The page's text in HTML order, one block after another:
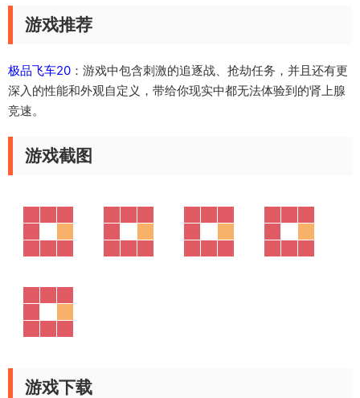
游戏推荐
极品飞车20 ：游戏中包含刺激的追逐战、抢劫任务，并且还有更
深入的性能和外观自定义，带给你现实中都无法体验到的肾上腺
竞速。
游戏截图
游戏下载